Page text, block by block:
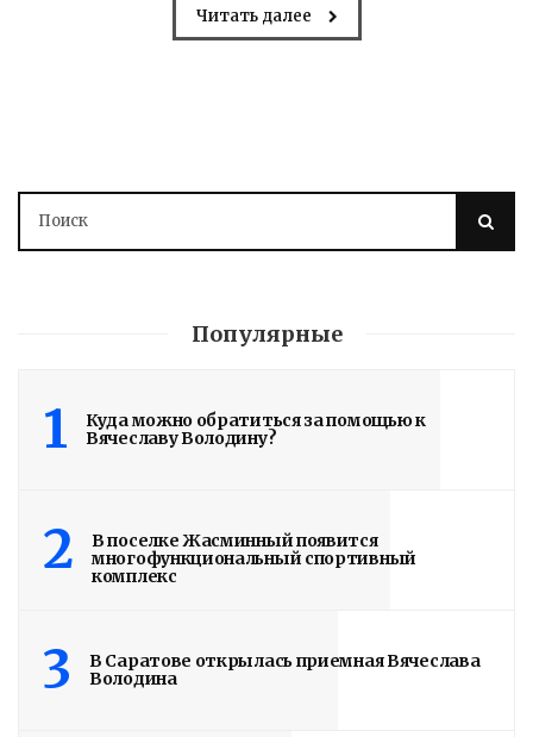
Читать далее
Популярные
1
Куда можно обратиться за помощью к
Вячеславу Володину?
2
В поселке Жасминный появится
многофункциональный спортивный
комплекс
3
В Саратове открылась приемная Вячеслава
Володина